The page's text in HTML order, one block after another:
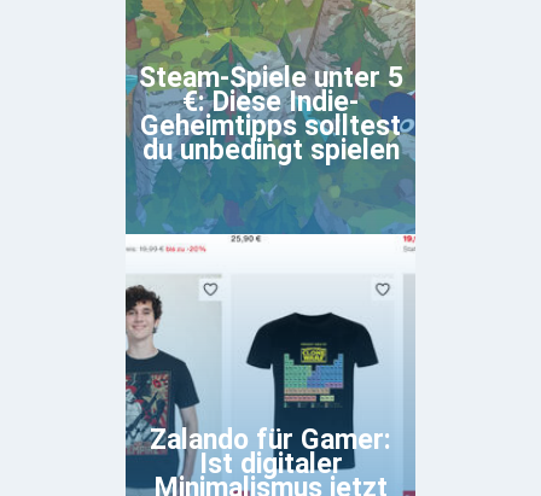
Steam-Spiele unter 5
€: Diese Indie-
Geheimtipps solltest
du unbedingt spielen
Zalando für Gamer:
Ist digitaler
Minimalismus jetzt